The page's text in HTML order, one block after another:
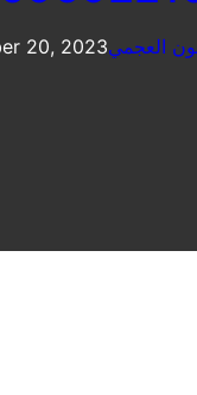
20, 2023العجمي